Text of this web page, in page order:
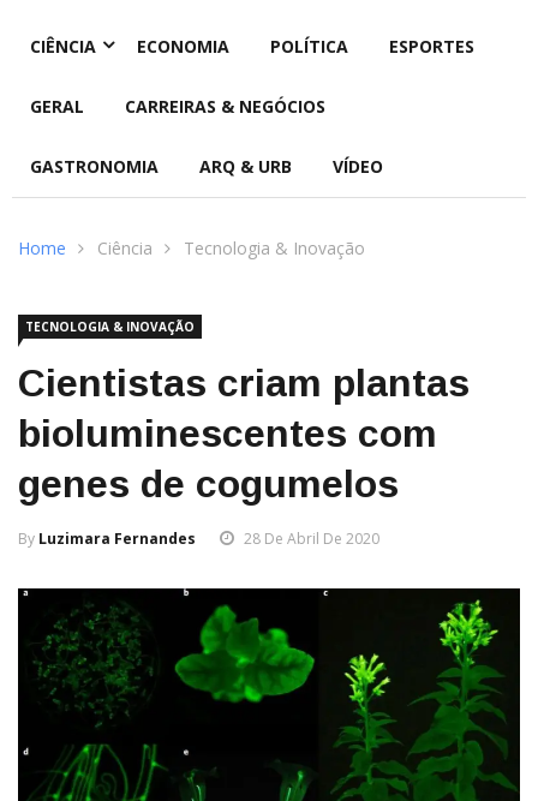
CIÊNCIA ECONOMIA POLÍTICA ESPORTES
GERAL CARREIRAS & NEGÓCIOS
GASTRONOMIA ARQ & URB VÍDEO
Home Ciência Tecnologia & Inovação
TECNOLOGIA & INOVAÇÃO
Cientistas criam plantas
bioluminescentes com
genes de cogumelos
By Luzimara Fernandes 28 De Abril De 2020